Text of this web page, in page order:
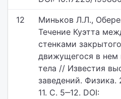
12
Миньков Л.Л.,
Течение Куэтта
стенками
движущегося в нем
тела // Известия
заведений. Физика.
11. С. 5‒12. DOI: